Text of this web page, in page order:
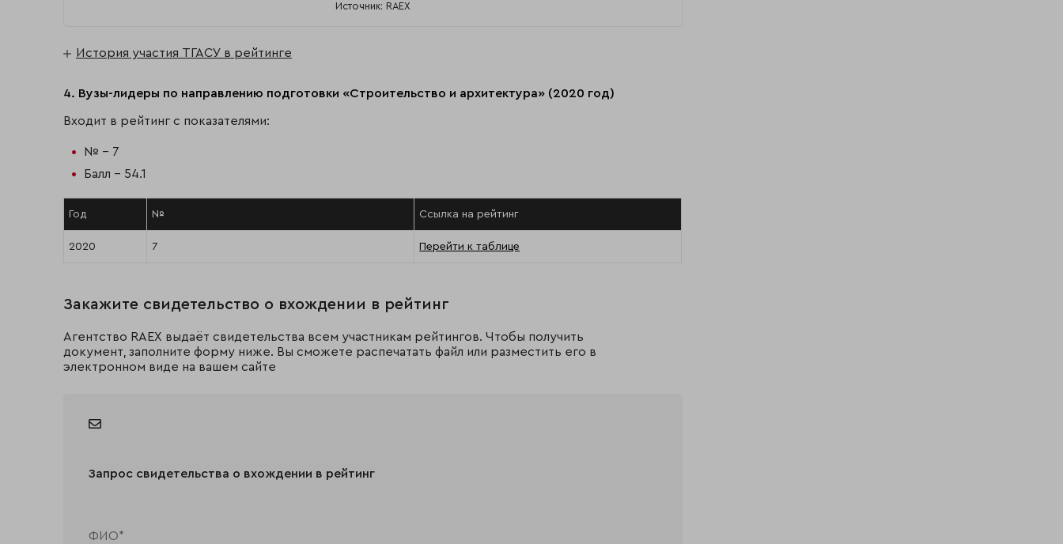
Источник: RAEX
История участия ТГАСУ в рейтинге
4. Вузы-лидеры по направлению подготовки «Строительство и архитектура» (2020 год)
Входит в рейтинг с показателями:
№ - 7
Балл - 54.1
Год № Ссылка на рейтинг
2020 7 Перейти к таблице
Закажите свидетельство о вхождении в рейтинг
Агентство RAEX выдаёт свидетельства всем участникам рейтингов. Чтобы получить
документ, заполните форму ниже. Вы сможете распечатать файл или разместить его в
электронном виде на вашем сайте
Запрос свидетельства о вхождении в рейтинг